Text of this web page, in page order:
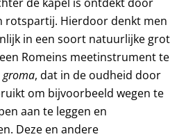
rotspartij. Hierdoor denkt men
in een soort natuurlijke grot
Romeins meetinstrument te
groma, dat in de oudheid door
om bijvoorbeeld wegen te
aan te leggen en
Deze en andere